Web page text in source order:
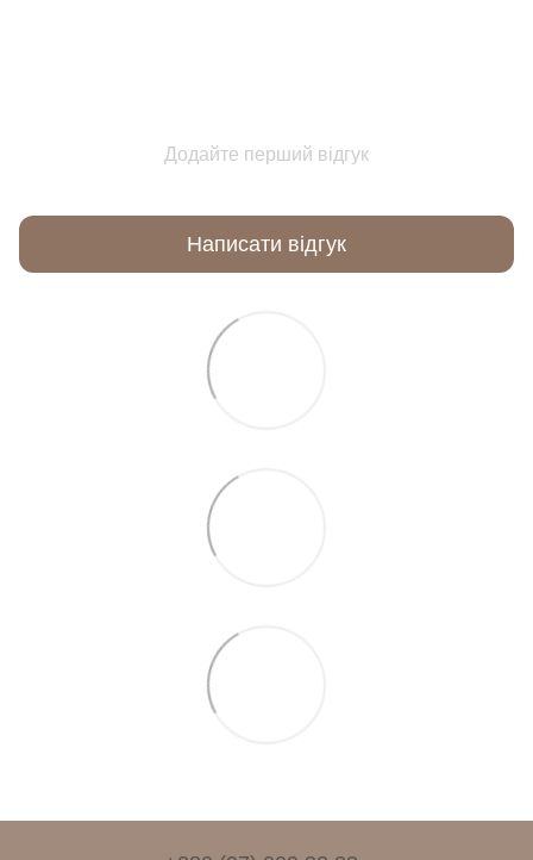
Додайте перший відгук
Написати відгук